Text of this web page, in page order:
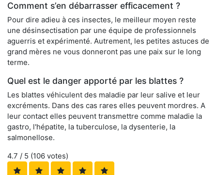
Comment s’en débarrasser efficacement ?
Pour dire adieu à ces insectes, le meilleur moyen reste
une désinsectisation par une équipe de professionnels
aguerris et expérimenté. Autrement, les petites astuces de
grand mères ne vous donneront pas une paix sur le long
terme.
Quel est le danger apporté par les blattes ?
Les blattes véhiculent des maladie par leur salive et leur
excréments. Dans des cas rares elles peuvent mordres. A
leur contact elles peuvent transmettre comme maladie la
gastro, l'hépatite, la tuberculose, la dysenterie, la
salmonellose.
4.7 / 5 (106 votes)